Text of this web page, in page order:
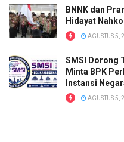
BNNK dan
Hidayat
AGUSTUS 5,
SMSI Dorong
Minta BPK
Instansi
AGUSTUS 5,